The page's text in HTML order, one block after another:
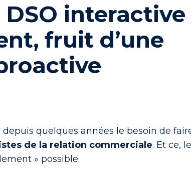
interactive
fruit d’une
quelques années le besoin de
de la relation commerciale. Et ce,
» possible.